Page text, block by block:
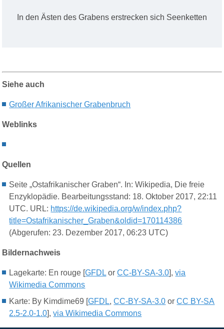
In den Ästen des Grabens erstrecken sich Seenketten
Siehe auch
GroßerAfrikanischer Grabenbruch
Weblinks
Quellen
Seite „Ostafrikanischer Graben“. In: Wikipedia, Die freie
Enzyklopädie. Bearbeitungsstand: 18. Oktober 2017, 22:11
UTC. URL: https://de.wikipedia.org/w/index.php?
title=Ostafrikanischer_Graben&oldid=170114386
(Abgerufen: 23. Dezember 2017, 06:23 UTC)
Bildernachweis
Lagekarte: En rouge [GFDLorCC-BY-SA-3.0 ],via
Wikimedia Commons
Karte: By Kimdime69 [GFDL,CC-BY-SA-3.0 orCC BY-SA
2.5-2.0-1.0 ],via Wikimedia Commons